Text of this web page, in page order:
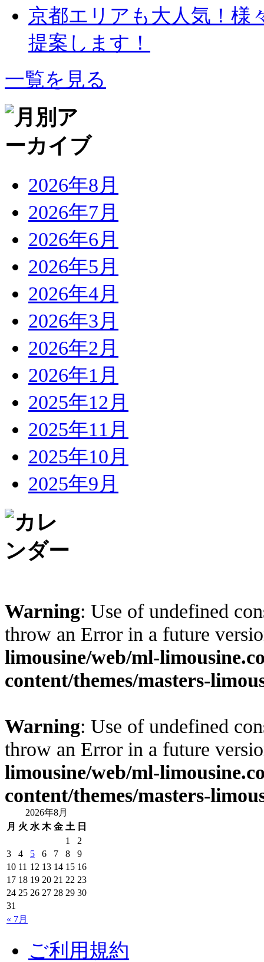
京都エリアも大人気！様
提案します！
一覧を見る
2026年8月
2026年7月
2026年6月
2026年5月
2026年4月
2026年3月
2026年2月
2026年1月
2025年12月
2025年11月
2025年10月
2025年9月
Warning: Use of undefined
throw an Error in a future
limousine/web/ml-
content/themes/masters-
Warning: Use of undefined
throw an Error in a future
limousine/web/ml-
content/themes/masters-
2026年8月
月 火 水 木 金 土 日
« 7月
1
2
3
4 5 6 7 8
9
10 11 12 13 14 15 16
17 18 19 20 21 22 23
24 25 26 27 28 29 30
31
ご利用規約